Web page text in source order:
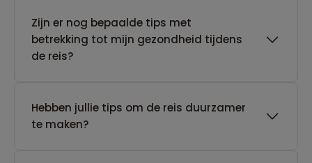
Zijn er nog bepaalde tips met
betrekking tot mijn gezondheid tijdens
de reis?
Hebben jullie tips om de reis duurzamer
te maken?